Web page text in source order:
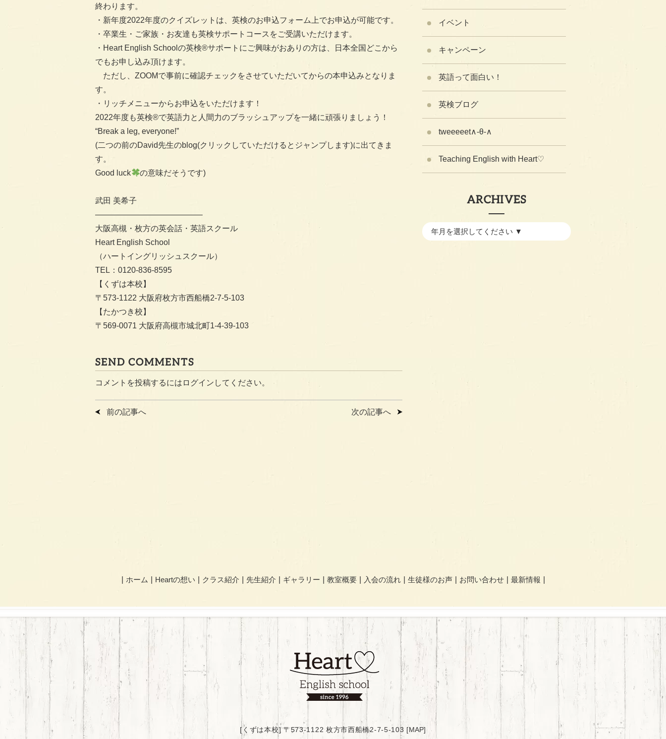
終わります。
・新年度2022年度のクイズレットは、英検のお申込フォーム上でお申込が可能です。
・卒業生・ご家族・お友達も英検サポートコースをご受講いただけます。
・Heart English Schoolの英検®︎サポートにご興味がおありの方は、日本全国どこから
でもお申し込み頂けます。
ただし、ZOOMで事前に確認チェックをさせていただいてからの本申込みとなりま
す。
・リッチメニューからお申込をいただけます！
2022年度も英検®︎で英語力と人間力のブラッシュアップを一緒に頑張りましょう！
“Break a leg, everyone!”
(二つの前のDavid先生のblog(クリックしていただけるとジャンプします)に出てきま
す。
Good luck
の意味だそうです)
武田 美希子
—————————————–
大阪高槻・枚方の英会話・英語スクール
Heart English School
（ハートイングリッシュスクール）
TEL：0120-836-8595
【くずは本校】
〒573-1122 大阪府枚方市西船橋2-7-5-103
【たかつき校】
〒569-0071 大阪府高槻市城北町1-4-39-103
SEND COMMENTS
コメントを投稿するには ログイン してください。
前の記事へ 次の記事へ
イベント
キャンペーン
英語って面白い！
英検ブログ
tweeeeet∧-θ-∧
Teaching English with Heart♡
ARCHIVES
ホーム Heartの想い クラス紹介 先生紹介 ギャラリー 教室概要 入会の流れ 生徒様のお声 お問い合わせ 最新情報
[くずは本校] 〒573-1122 枚方市西船橋2-7-5-103 [MAP]